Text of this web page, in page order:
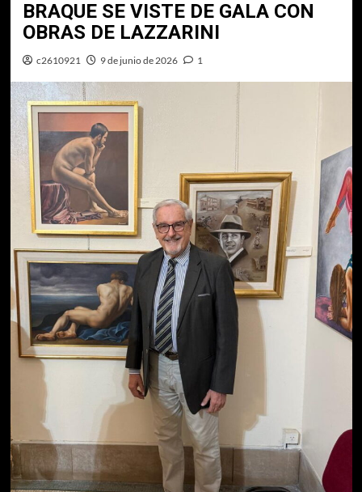
BRAQUE SE VISTE DE GALA CON
OBRAS DE LAZZARINI
c2610921 9 de junio de 2026 1